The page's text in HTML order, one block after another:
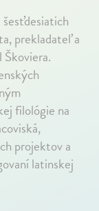
prekladateľ a
filológie na
projektov a
latinskej